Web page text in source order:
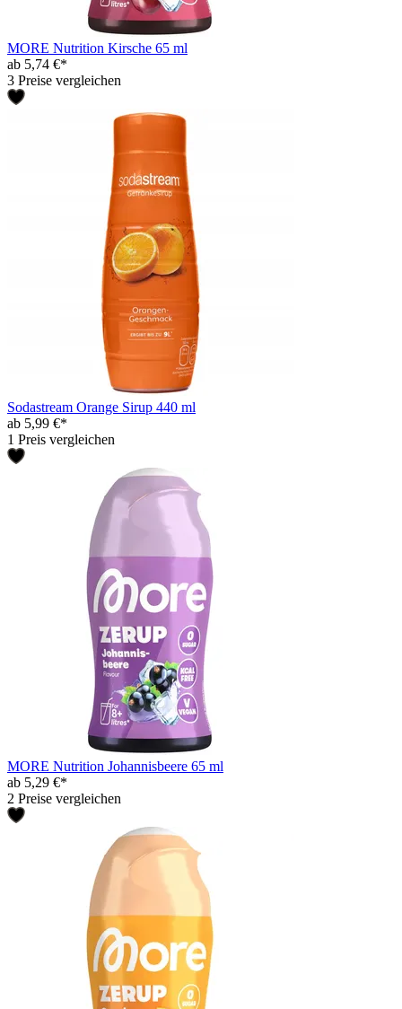
MORE Nutrition Kirsche 65 ml
ab 5,74 €*
3 Preise vergleichen
Sodastream Orange Sirup 440 ml
ab 5,99 €*
1 Preis vergleichen
MORE Nutrition Johannisbeere 65 ml
ab 5,29 €*
2 Preise vergleichen